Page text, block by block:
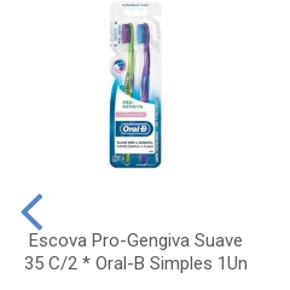
Escova Pro-Gengiva Suave
35 C/2 * Oral-B Simples 1Un